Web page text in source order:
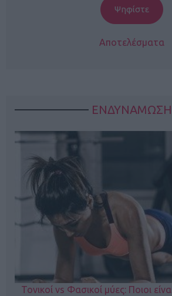
Αποτελέσματα
ΕΝΔΥΝΑΜΩΣΗ
Τονικοί vs Φασικοί μύες: Ποιοι